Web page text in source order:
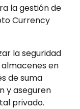
la gestión de
Currency
la seguridad
en
de suma
y aseguren
privado.